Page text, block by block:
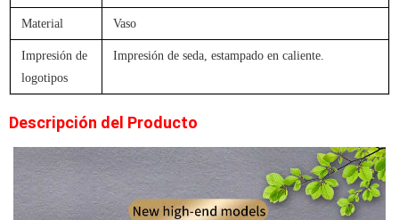
Material Vaso
Impresión de
logotipos
Impresión de seda, estampado en caliente.
Descripción del Producto